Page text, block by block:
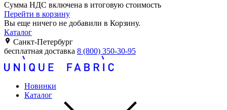
Сумма НДС включена в итоговую стоимость
Перейти в корзину
Вы еще ничего не добавили в Корзину.
Каталог
Санкт-Петербург
бесплатная доставка 8 (800) 350-30-95
Новинки
Каталог